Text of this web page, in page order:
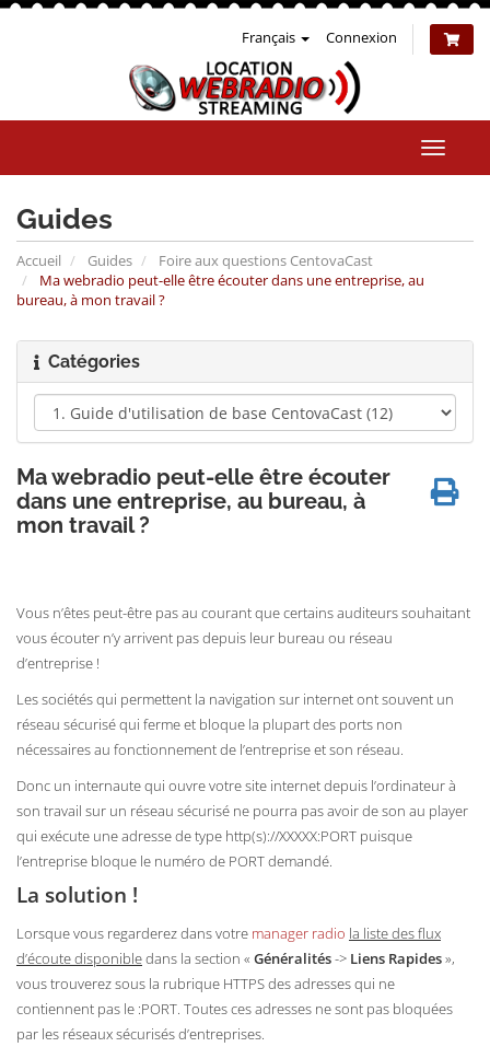
Français Connexion
la
Guides
Accueil Guides
Foire aux questions CentovaCast
Ma webradio peut-elle être écouter dans une entreprise, au
bureau, à mon travail ?
Catégories
Ma webradio peut-elle être écouter
dans une entreprise, au bureau, à
mon travail ?
Vous n’êtes peut-être pas au courant que certains auditeurs souhaitant
vous écouter n’y arrivent pas depuis leur bureau ou réseau
d’entreprise !
Les sociétés qui permettent la navigation sur internet ont souvent un
réseau sécurisé qui ferme et bloque la plupart des ports non
nécessaires au fonctionnement de l’entreprise et son réseau.
Donc un internaute qui ouvre votre site internet depuis l’ordinateur à
son travail sur un réseau sécurisé ne pourra pas avoir de son au player
qui exécute une adresse de type http(s)://XXXXX:PORT puisque
l’entreprise bloque le numéro de PORT demandé.
La solution !
Lorsque vous regarderez dans votre manager radio la liste des flux
d’écoute disponibledans la section « Généralités-> Liens Rapides»,
vous trouverez sous la rubrique HTTPS des adresses qui ne
contiennent pas le :PORT. Toutes ces adresses ne sont pas bloquées
par les réseaux sécurisés d’entreprises.